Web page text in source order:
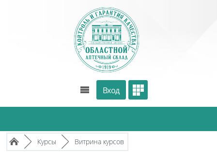
Вход
Путь к странице
/► Курсы /► Витрина курсов